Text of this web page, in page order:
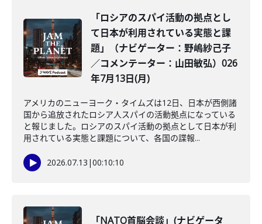
「ロシアのスパイ活動の拠点とし
て日本が利用されている実態と課
題」（ナビゲーター：野嶋紗己子
／コメンテーター：山田敏弘）026
年7月13日(月)
アメリカのニューヨーク・タイムズは12日、日本が西側諸
国から追放されたロシア人スパイの活動拠点になっている
と報じました。ロシアのスパイ活動の拠点として日本が利
用されている実態と課題について、各国の諜報...
2026.07.13 |00:10:10
「NATO首脳会談」(ナビゲータ